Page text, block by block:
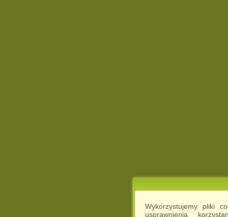
Wykorzystujemy pliki
usprawnienia